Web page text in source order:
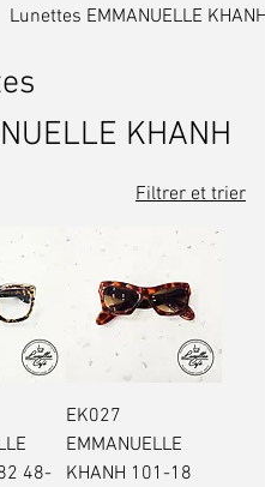
Lunettes EMMANUELLE KHANH
KHANH
Filtrer et trier
48-
EK027
EMMANUELLE
KHANH 101-18